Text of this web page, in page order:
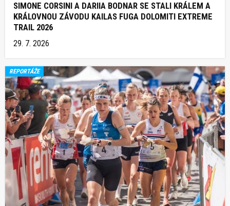
SIMONE CORSINI A DARIIA BODNAR SE STALI KRÁLEM A
KRÁLOVNOU ZÁVODU KAILAS FUGA DOLOMITI EXTREME
TRAIL 2026
29. 7. 2026
REPORTÁŽE